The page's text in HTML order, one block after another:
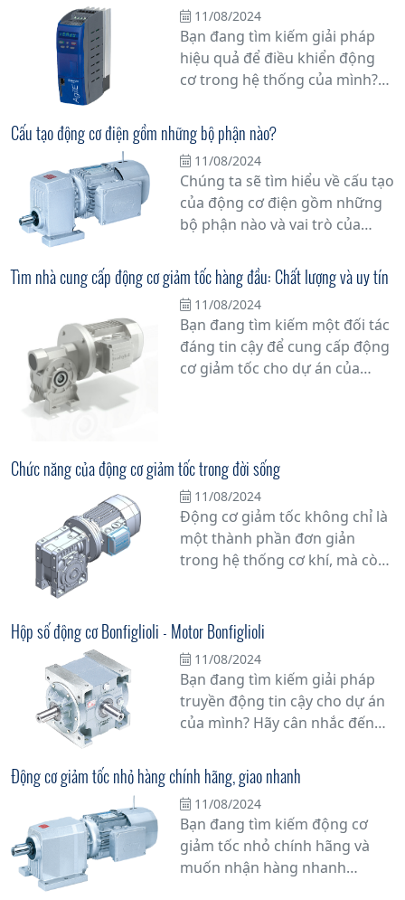
kiệm năng lượng. Với sự tiến
bộ của công nghệ, biến tần đã
trở thành một giải pháp hiệu
quả để thực hiện các chức
11/08/2024
Bạn đang tìm kiếm giải pháp
hiệu quả để điều khiển động
cơ trong hệ thống của mình?
cho nhu cầu của bạn. Trong bài
viết này, chúng tôi sẽ giải thích
chi tiết về lợi ích và ưu việt của
việc sử dụng biến tần trong
điều khiển động cơ.
Cấu tạo động cơ điện gồm những bộ phận nào?
11/08/2024
Chúng ta sẽ tìm hiểu về cấu tạo
của động cơ điện gồm những
bộ phận nào và vai trò của
động của động cơ.
Tìm nhà cung cấp động cơ giảm tốc hàng đầu: Chất lượng và uy tín
11/08/2024
Bạn đang tìm kiếm một đối tác
đáng tin cậy để cung cấp động
cơ giảm tốc cho dự án của
chất lượng và uy tín, nhà cung
cấp động cơ giảm tốc hàng
đầu sẽ đồng hành cùng bạn
trong mọi công việc.
Chức năng của động cơ giảm tốc trong đời sống
11/08/2024
Động cơ giảm tốc không chỉ là
một thành phần đơn giản
trong hệ thống cơ khí, mà còn
hành của nhiều thiết bị và máy
móc trong thực tế.
Hộp số động cơ Bonfiglioli - Motor Bonfiglioli
11/08/2024
Bạn đang tìm kiếm giải pháp
truyền động tin cậy cho dự án
của mình? Hãy cân nhắc đến
Motor Bonfiglioli, một lựa chọn
hàng đầu cho các ứng dụng
công nghiệp. Với hơn nửa thế
kỷ kinh nghiệm trong ngành,
Bonfiglioli đã khẳng định vị thế
của mình là một trong những
Động cơ giảm tốc nhỏ hàng chính hãng, giao nhanh
11/08/2024
Bạn đang tìm kiếm động cơ
giảm tốc nhỏ chính hãng và
muốn nhận hàng nhanh